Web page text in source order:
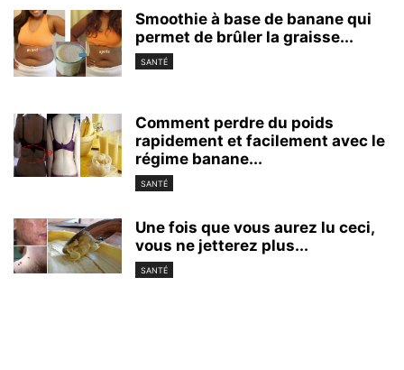
Smoothie à base de banane qui
permet de brûler la graisse...
SANTÉ
Comment perdre du poids
rapidement et facilement avec le
régime banane...
SANTÉ
Une fois que vous aurez lu ceci,
vous ne jetterez plus...
SANTÉ